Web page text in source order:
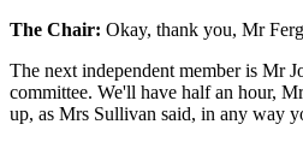
The Chair: Okay, thank you, Mr
The next independent member is Mr
committee. We'll have half an hour,
up, as Mrs Sullivan said, in any way